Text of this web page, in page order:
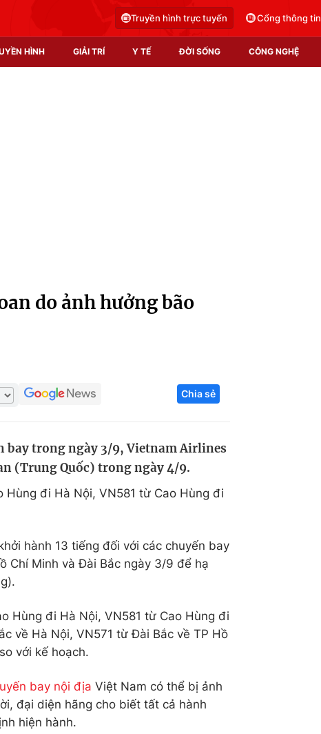
Truyền hình trực tuyến Cổng thông tin
HÌNH GIẢI TRÍ Y TẾ ĐỜI SỐNG CÔNG NGHỆ
Infographic
sinh
Hitech Công nghệ tương lai
Thị trường
do ảnh hưởng bão
Chia sẻ
bay trong ngày 3/9, Vietnam Airlines
(Trung Quốc) trong ngày 4/9.
Hùng đi Hà Nội, VN581 từ Cao Hùng đi
hành 13 tiếng đối với các chuyến bay
Chí Minh và Đài Bắc ngày 3/9 để hạ
Hùng đi Hà Nội, VN581 từ Cao Hùng đi
về Hà Nội, VN571 từ Đài Bắc về TP Hồ
với kế hoạch.
bay nội địa Việt Nam có thể bị ảnh
đại diện hãng cho biết tất cả hành
hiện hành.